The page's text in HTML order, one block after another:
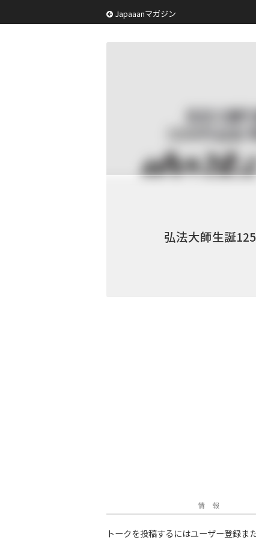
Japaaanマガジン
弘法大師生誕
情 報
トークを投稿するにはユーザー登録ま